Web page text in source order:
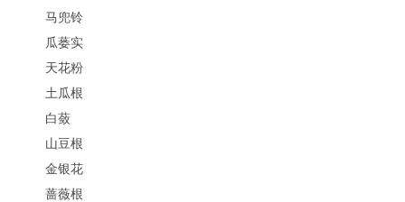
马兜铃
瓜蒌实
天花粉
土瓜根
白蔹
山豆根
金银花
蔷薇根